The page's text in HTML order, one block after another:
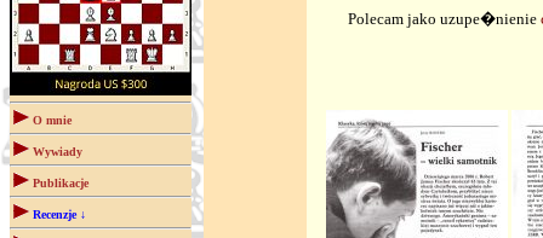
O mnie
Wywiady
Publikacje
Recenzje ↓
Polecam jako uzupe�nienie